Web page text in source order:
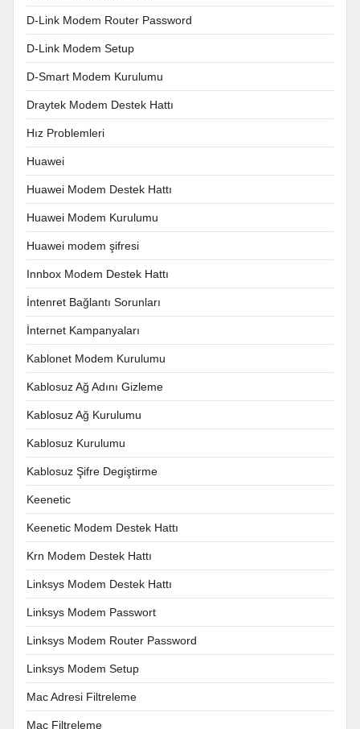
D-Link Modem Router Password
D-Link Modem Setup
D-Smart Modem Kurulumu
Draytek Modem Destek Hattı
Hız Problemleri
Huawei
Huawei Modem Destek Hattı
Huawei Modem Kurulumu
Huawei modem şifresi
Innbox Modem Destek Hattı
İntenret Bağlantı Sorunları
İnternet Kampanyaları
Kablonet Modem Kurulumu
Kablosuz Ağ Adını Gizleme
Kablosuz Ağ Kurulumu
Kablosuz Kurulumu
Kablosuz Şifre Degiştirme
Keenetic
Keenetic Modem Destek Hattı
Krn Modem Destek Hattı
Linksys Modem Destek Hattı
Linksys Modem Passwort
Linksys Modem Router Password
Linksys Modem Setup
Mac Adresi Filtreleme
Mac Filtreleme